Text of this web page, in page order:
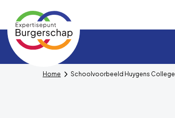
Expertisepunt
Burgerschap
Home Schoolvoorbeeld Huygens College